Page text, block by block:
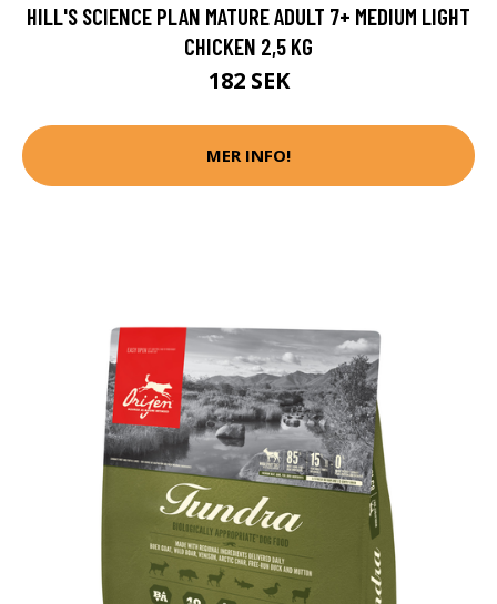
HILL'S SCIENCE PLAN MATURE ADULT 7+ MEDIUM LIGHT
CHICKEN 2,5 KG
182 SEK
MER INFO!